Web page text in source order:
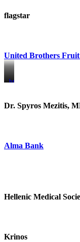
flagstar
United Brothers
https://
https://
Dr. Spyros Mezitis,
Alma Bank
Hellenic Medical
Krinos